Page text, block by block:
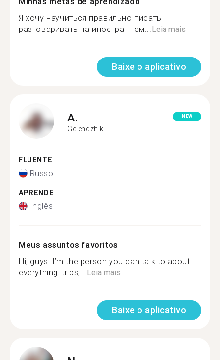
Я хочу научиться правильно писать
разговаривать на иностранном...Leia mais
Baixe o aplicativo
A.
Gelendzhik
NEW
FLUENTE
Russo
APRENDE
Inglês
Meus assuntos favoritos
Hi, guys! I’m the person you can talk to about
everything: trips,...Leia mais
Baixe o aplicativo